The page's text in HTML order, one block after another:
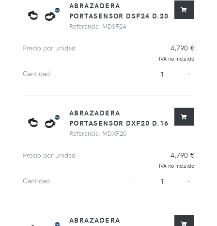
ABRAZADERA
PORTASENSOR DSF24 D.20
Referencia: MDSF24
Precio por unidad 4,790 €
IVA no incluido
Cantidad - +
ABRAZADERA
PORTASENSOR DXF20 D.16
Referencia: MDXF20
Precio por unidad 4,790 €
IVA no incluido
Cantidad - +
ABRAZADERA